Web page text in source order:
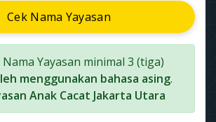
Cek Nama Yayasan
Nama Yayasan minimal 3 (tiga)
menggunakan bahasa asing.
Anak Cacat Jakarta Utara